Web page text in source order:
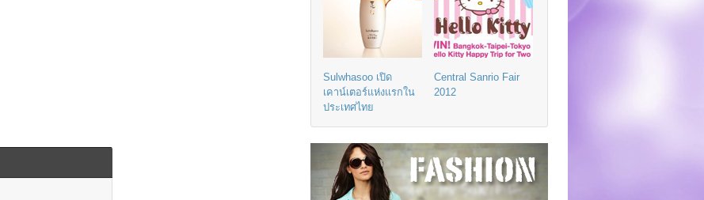
Sulwhasoo เปิด
เคาน์เตอร์แห่งแรกใน
ประเทศไทย
Central Sanrio Fair
2012